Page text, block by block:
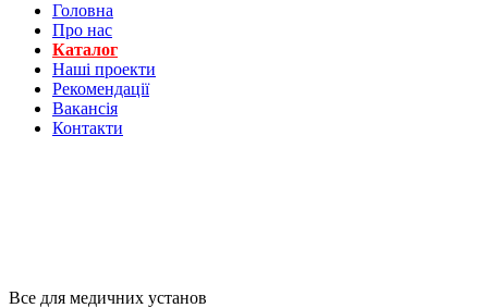
Головна
Про нас
Каталог
Нашi проекти
Рекомендації
Вакансiя
Контакти
Все для медичних установ